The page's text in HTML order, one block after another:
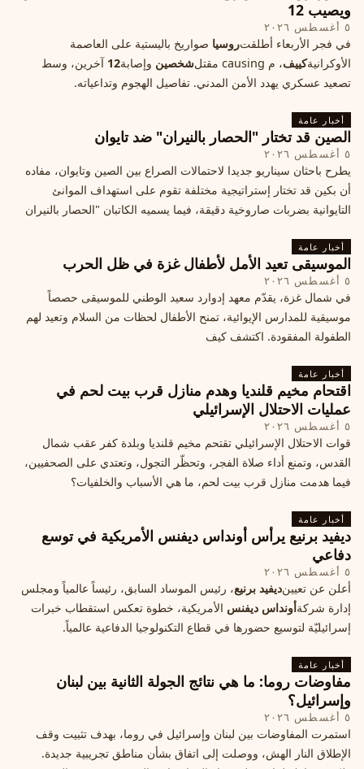
ويصيب 12
٥ أغسطس ٢٠٢٦
في فجر الأربعاء أطلقتروسيا صواريخ باليستية على العاصمة
الأوكرانيةكييف، م causing مقتل شخصين وإصابة12 آخرين، وسط
تصعيد عسكري يهدد الأمن المدني. تفاصيل الهجوم وتداعياته.
أخبار عامة
الصين قد تختار "الحصار بالنيران" ضد تايوان
٥ أغسطس ٢٠٢٦
يطرح باحثان سيناريو جديدا لاحتمالات الصراع بين الصين وتايوان، مفاده
أن بكين قد تختار إستراتيجية مختلفة تقوم على استهداف الموانئ
التايوانية بضربات صاروخية دقيقة، فيما يسميه الكاتبان "الحصار بالنيران
أخبار عامة
الموسيقى تعيد الأمل لأطفال غزة في ظل الحرب
٥ أغسطس ٢٠٢٦
في شمال غزة، يقدّم معهد إدوارد سعيد الوطني للموسيقى حصصاً
موسيقية للمدارس الإيوائية، تمنح الأطفال لحظات من السلام وتعيد لهم
الطفولة المفقودة. اكتشف كيف
أخبار عامة
اقتحام مخيم قلنديا وهدم منازل قرب بيت لحم في
عمليات الاحتلال الإسرائيلي
٥ أغسطس ٢٠٢٦
قوات الاحتلال الإسرائيلي تقتحم مخيم قلنديا وبلدة كفر عقب شمال
القدس، وتمنع أداء صلاة الفجر، وتحظّر التجول، وتعتدي على الصحفيين،
فيما هدمت منازل قرب بيت لحم، ما هي الأسباب والخلفيات؟
أخبار عامة
ديفيد برنيع يرأس أونداس ديفنس الأمريكية في توسع
دفاعي
٥ أغسطس ٢٠٢٦
أعلن عن تعيينديفيد برنيع، رئيس الموساد السابق، رئيساً عالمياً ومجلس
إدارة شركةأونداس ديفنس الأمريكية، خطوة تعكس استقطاب خبرات
إسرائيليّة لتوسيع حضورها في قطاع التكنولوجيا الدفاعية عالمياً.
أخبار عامة
مفاوضات روما: ما هي نتائج الجولة الثانية بين لبنان
وإسرائيل؟
٥ أغسطس ٢٠٢٦
استمرت المفاوضات بين لبنان وإسرائيل في روما، بهدف تثبيت وقف
الإطلاق النار الهش، ووصلت إلى اتفاق بشأن مناطق تجريبية جديدة.